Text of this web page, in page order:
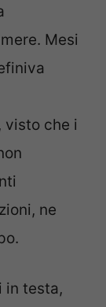
Mesi
visto che i
ne
in testa,